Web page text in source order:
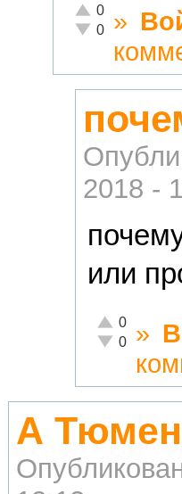
Отлично!
0
Неадекватно!
0 »
2018 -
или
Отлично!
0
Неадекватно!
0 »
А